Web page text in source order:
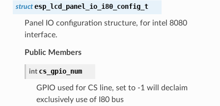
struct esp_lcd_panel_io_i80_config_t
Panel IO configuration structure, for intel 8080
interface.
Public Members
int cs_gpio_num
GPIO used for CS line, set to -1 will declaim
exclusively use of I80 bus